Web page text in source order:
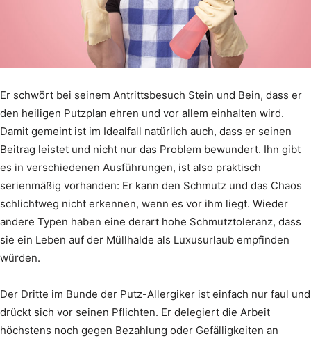
Er schwört bei seinem Antrittsbesuch Stein und Bein, dass er
den heiligen Putzplan ehren und vor allem einhalten wird.
Damit gemeint ist im Idealfall natürlich auch, dass er seinen
Beitrag leistet und nicht nur das Problem bewundert. Ihn gibt
es in verschiedenen Ausführungen, ist also praktisch
serienmäßig vorhanden: Er kann den Schmutz und das Chaos
schlichtweg nicht erkennen, wenn es vor ihm liegt. Wieder
andere Typen haben eine derart hohe Schmutztoleranz, dass
sie ein Leben auf der Müllhalde als Luxusurlaub empfinden
würden.
Der Dritte im Bunde der Putz-Allergiker ist einfach nur faul und
drückt sich vor seinen Pflichten. Er delegiert die Arbeit
höchstens noch gegen Bezahlung oder Gefälligkeiten an